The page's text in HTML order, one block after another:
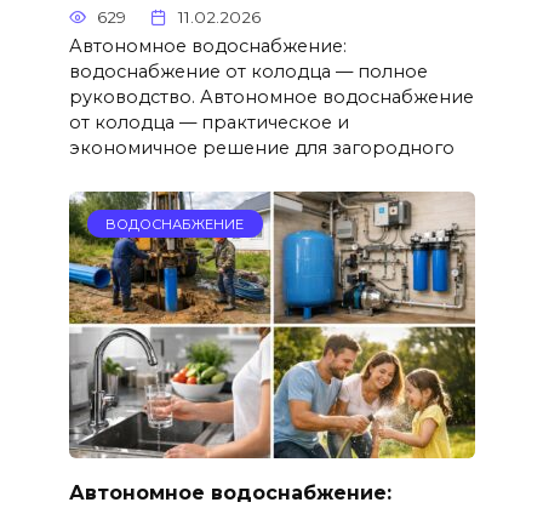
629 11.02.2026
Автономное водоснабжение:
водоснабжение от колодца — полное
руководство. Автономное водоснабжение
от колодца — практическое и
экономичное решение для загородного
ВОДОСНАБЖЕНИЕ
Автономное водоснабжение: